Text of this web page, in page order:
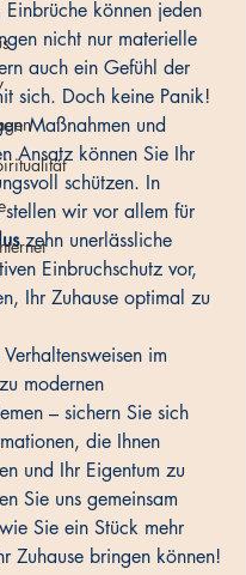
können jeden
nicht nur materielle
auch ein Gefühl der
sich. Doch keine Panik!
Maßnahmen und
Ansatz können Sie Ihr
schützen. In
wir vor allem für
zehn unerlässliche
Einbruchschutz vor,
Ihr Zuhause optimal zu
im
modernen
– sichern Sie sich
die Ihnen
und Ihr Eigentum zu
Sie uns gemeinsam
Sie ein Stück mehr
Zuhause bringen können!